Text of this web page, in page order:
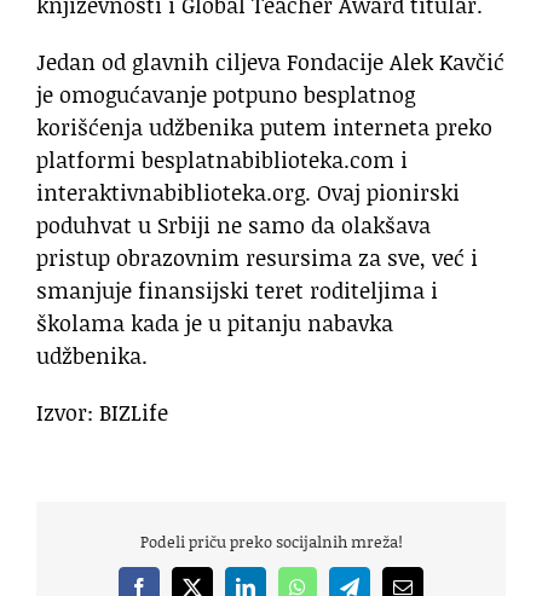
Jedan od glavnih ciljeva Fondacije Alek Kavčić
je omogućavanje potpuno besplatnog
korišćenja udžbenika putem interneta preko
platformi besplatnabiblioteka.com i
interaktivnabiblioteka.org. Ovaj pionirski
poduhvat u Srbiji ne samo da olakšava
pristup obrazovnim resursima za sve, već i
smanjuje finansijski teret roditeljima i
školama kada je u pitanju nabavka
udžbenika.
Izvor: BIZLife
Podeli priču preko socijalnih mreža!